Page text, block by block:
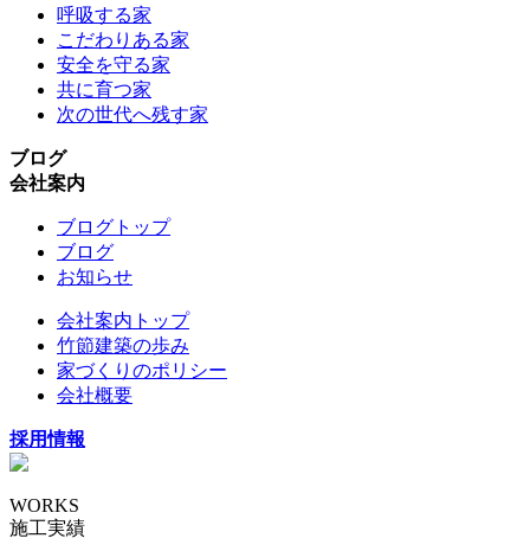
呼吸する家
こだわりある家
安全を守る家
共に育つ家
次の世代へ残す家
ブログ
会社案内
ブログトップ
ブログ
お知らせ
会社案内トップ
竹節建築の歩み
家づくりのポリシー
会社概要
採用情報
WORKS
施工実績